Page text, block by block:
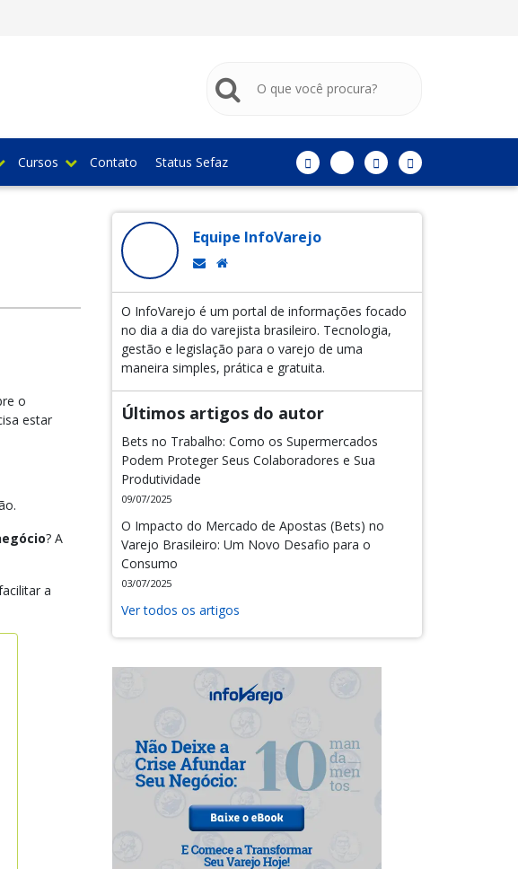
Cursos Contato Status Sefaz
o
estar
? A
a
Equipe InfoVarejo
O InfoVarejo é um portal de informações focado
no dia a dia do varejista brasileiro. Tecnologia,
gestão e legislação para o varejo de uma
maneira simples, prática e gratuita.
Últimos artigos do autor
Bets no Trabalho: Como os Supermercados
Podem Proteger Seus Colaboradores e Sua
Produtividade
09/07/2025
O Impacto do Mercado de Apostas (Bets) no
Varejo Brasileiro: Um Novo Desafio para o
Consumo
03/07/2025
Ver todos os artigos